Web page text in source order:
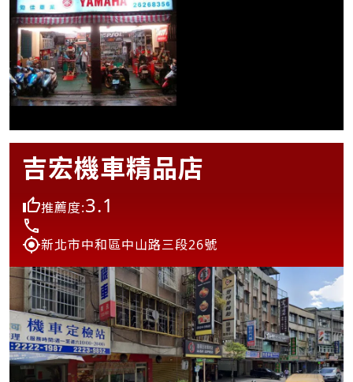
吉宏機車精品店
推薦度:3.1
新北市中和區中山路三段26號